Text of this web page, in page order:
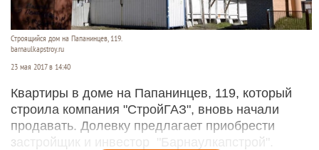
Строящийся дом на Папанинцев, 119.
barnaulkapstroy.ru
23 мая 2017 в 14:40
Квартиры в доме на Папанинцев, 119, который
строила компания "СтройГАЗ", вновь начали
продавать. Долевку предлагает приобрести
застройщик и инвестор "Барнаулкапстрой".